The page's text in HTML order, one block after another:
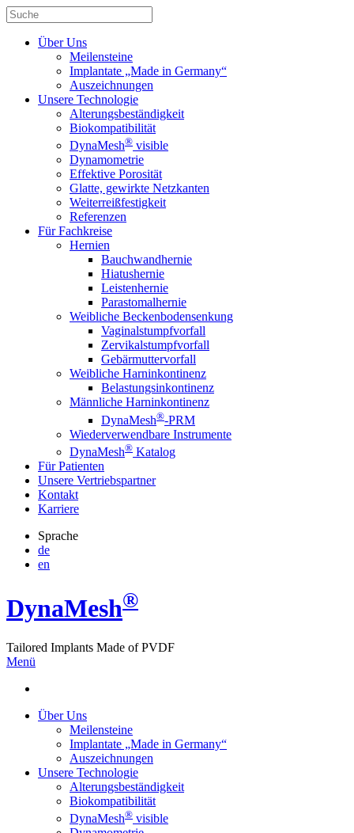
Über Uns
Meilensteine
Implantate „Made in Germany“
Auszeichnungen
Unsere Technologie
Alterungsbeständigkeit
Biokompatibilität
DynaMesh® visible
Dynamometrie
Effektive Porosität
Glatte, gewirkte Netzkanten
Weiterreißfestigkeit
Referenzen
Für Fachkreise
Hernien
Bauchwandhernie
Hiatushernie
Leistenhernie
Parastomalhernie
Weibliche Beckenbodensenkung
Vaginalstumpfvorfall
Zervikalstumpfvorfall
Gebärmuttervorfall
Weibliche Harninkontinenz
Belastungsinkontinenz
Männliche Harninkontinenz
DynaMesh®-PRM
Wiederverwendbare Instrumente
DynaMesh® Katalog
Für Patienten
Unsere Vertriebspartner
Kontakt
Karriere
Sprache
de
en
DynaMesh®
Tailored Implants Made ofPVDF
Menü
Über Uns
Meilensteine
Implantate „Made in Germany“
Auszeichnungen
Unsere Technologie
Alterungsbeständigkeit
Biokompatibilität
DynaMesh® visible